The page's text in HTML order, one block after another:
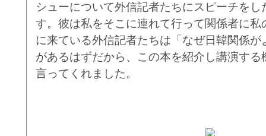
シューについて外信記者たちにスピーチを
す。彼は私をそこに連れて行って関係者に私
に来ている外信記者たちは「なぜ日韓関係
があるはずだから、この本を紹介し講演す
言ってくれました。